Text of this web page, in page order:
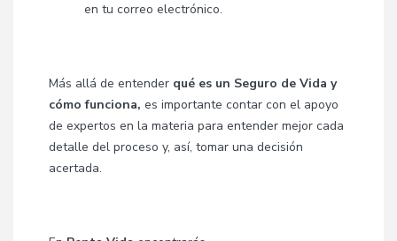
en tu correo electrónico.
Más allá de entender qué es un Seguro de Vida y
cómo funciona, es importante contar con el apoyo
de expertos en la materia para entender mejor cada
detalle del proceso y, así, tomar una decisión
acertada.